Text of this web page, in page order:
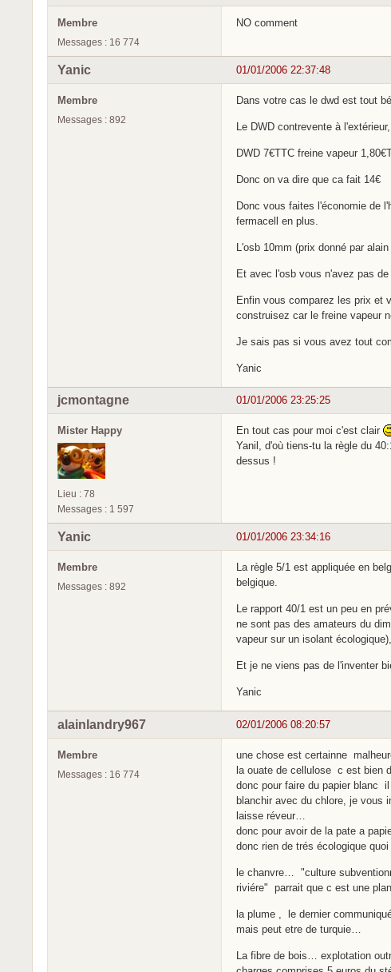
Membre
Messages : 16 774
NO comment
01/01/2006 22:37:48
Yanic
Membre
Messages : 892
Dans votre cas le dwd est tout
Le DWD contrevente à
DWD 7€TTC freine vapeur
Donc on va dire que ca fait 14€
Donc vous faites l'économie de
fermacell en plus.
L'osb 10mm (prix donné par
Et avec l'osb vous n'avez pas
Enfin vous comparez les prix et
construisez car le freine vapeur
Je sais pas si vous avez tout
Yanic
01/01/2006 23:25:25
jcmontagne
Mister Happy
Lieu : 78
Messages : 1 597
En tout cas pour moi c'est clair
Yanil, d'où tiens-tu la règle du
dessus !
01/01/2006 23:34:16
Yanic
Membre
Messages : 892
La règle 5/1 est appliquée en
belgique.
Le rapport 40/1 est un peu en
ne sont pas des amateurs du
vapeur sur un isolant
Et je ne viens pas de l'inventer
Yanic
02/01/2006 08:20:57
alainlandry967
Membre
Messages : 16 774
une chose est certainne
la ouate de cellulose c est bien
donc pour faire du papier blanc
blanchir avec du chlore, je vous
laisse réveur…
donc pour avoir de la pate a
donc rien de trés écologique
le chanvre… "culture
riviére" parrait que c est une
la plume , le dernier
mais peut etre de turquie…
La fibre de bois… explotation